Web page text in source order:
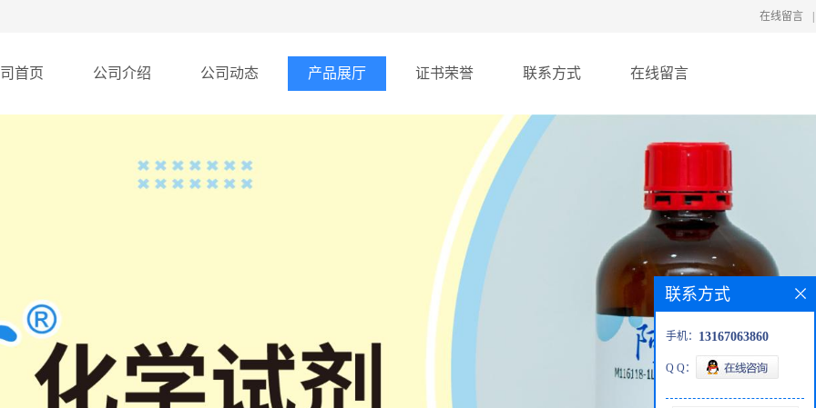
在线留言
首页 公司介绍 公司动态 产品展厅 证书荣誉 联系方式 在线留言
联系方式
手机： 13167063860
Q Q：